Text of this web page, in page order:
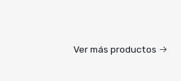
Ver más productos